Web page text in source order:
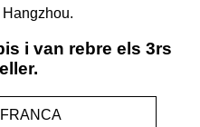
i van rebre els 3rs